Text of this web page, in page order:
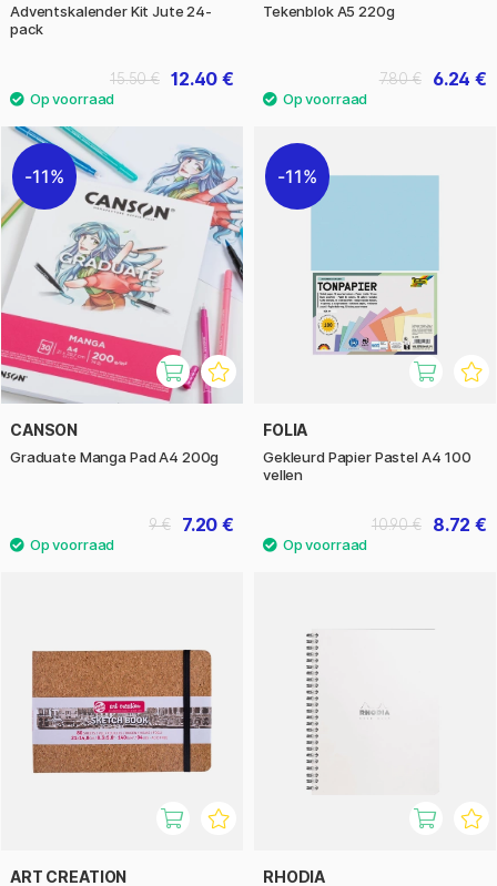
Adventskalender Kit Jute 24-
pack
12.40 €
15.50 €
Tekenblok A5 220g
6.24 €
7.80 €
11%
CANSON
Graduate Manga Pad A4 200g
7.20 €
9 €
11%
FOLIA
Gekleurd Papier Pastel A4 100
vellen
8.72 €
10.90 €
ART CREATION RHODIA